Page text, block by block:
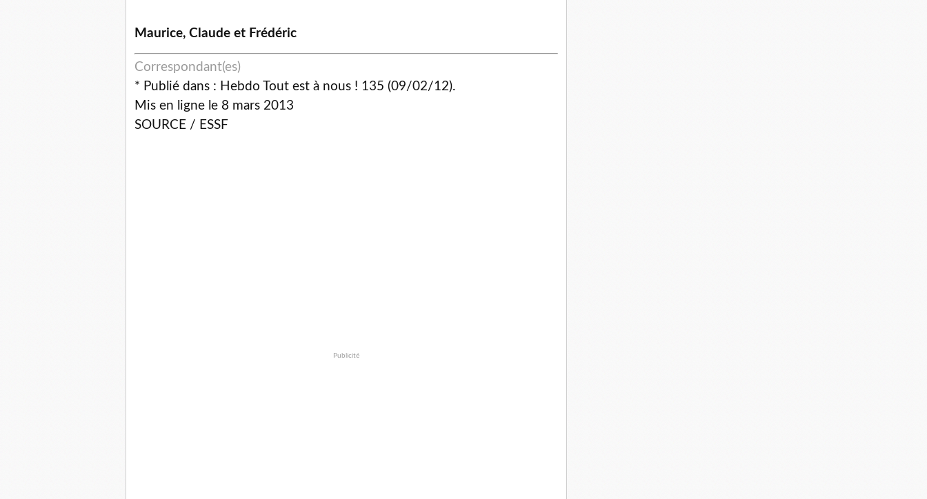
Maurice, Claude et Frédéric
Correspondant(es)
* Publié dans : Hebdo Tout est à nous ! 135 (09/02/12).
Mis en ligne le 8 mars 2013
SOURCE / ESSF
Publicité